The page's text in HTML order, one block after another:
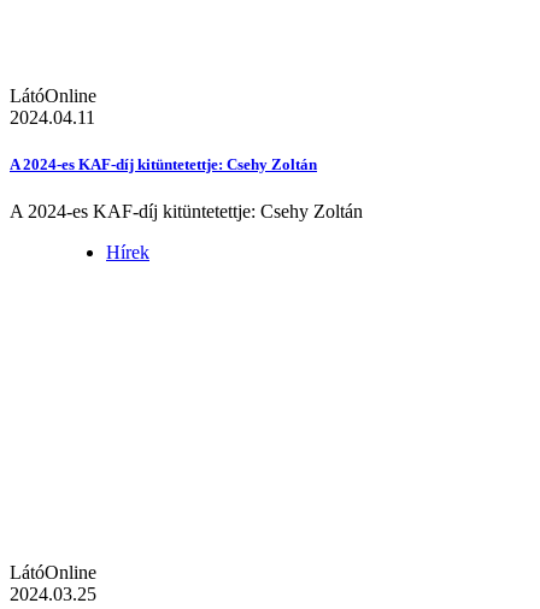
LátóOnline
2024.04.11
A 2024-es KAF-díj kitüntetettje: Csehy Zoltán
A 2024-es KAF-díj kitüntetettje: Csehy Zoltán
Hírek
LátóOnline
2024.03.25